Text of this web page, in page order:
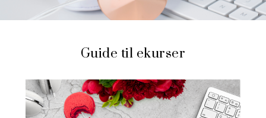
Guide til ekurser